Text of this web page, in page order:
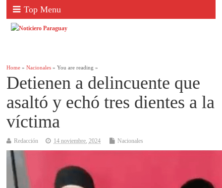
Top Menu
Home »Nacionales » You are reading »
Detienen a delincuente que
asaltó y echó tres dientes a la
víctima
Redacción 14 noviembre, 2024 Nacionales